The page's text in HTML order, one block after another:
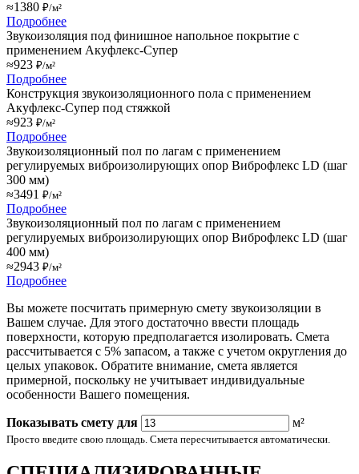
≈1380 ₽/м²
Подробнее
Звукоизоляция под финишное напольное покрытие с
применением Акуфлекс-Супер
≈923 ₽/м²
Подробнее
Конструкция звукоизоляционного пола с применением
Акуфлекс-Супер под стяжкой
≈923 ₽/м²
Подробнее
Звукоизоляционный пол по лагам с применением
регулируемых виброизолирующих опор Виброфлекс LD (шаг
300 мм)
≈3491 ₽/м²
Подробнее
Звукоизоляционный пол по лагам с применением
регулируемых виброизолирующих опор Виброфлекс LD (шаг
400 мм)
≈2943 ₽/м²
Подробнее
Вы можете посчитать примерную смету звукоизоляции в
Вашем случае. Для этого достаточно ввести площадь
поверхности, которую предполагается изолировать. Смета
рассчитывается с 5% запасом, а также с учетом округления до
целых упаковок. Обратите внимание, смета является
примерной, поскольку не учитывает индивидуальные
особенности Вашего помещения.
Показывать смету для м²
Просто введите свою площадь. Смета пересчитывается автоматически.